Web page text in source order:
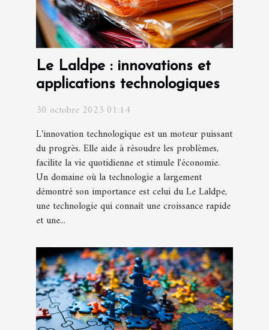
Le Laldpe : innovations et
applications technologiques
30 octobre 2023 01:14
L'innovation technologique est un moteur puissant
du progrès. Elle aide à résoudre les problèmes,
facilite la vie quotidienne et stimule l'économie.
Un domaine où la technologie a largement
démontré son importance est celui du Le Laldpe,
une technologie qui connaît une croissance rapide
et une...